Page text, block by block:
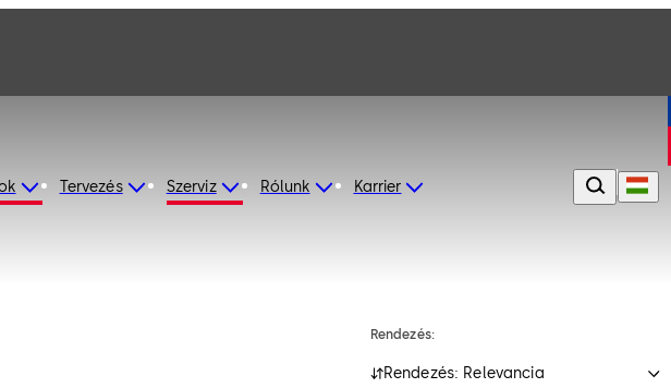
Tervezés Szerviz Rólunk Karrier
Rendezés:
Rendezés: Relevancia